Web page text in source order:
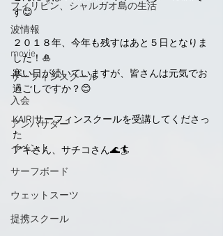
フィリピン、シャルガオ島の生活
波情報
movie
サーフィンスクール
入会
アンバサダー
イベント
サーフボード
ウェットスーツ
提携スクール
す😊
２０１８年、今年も残すはあと５日となりま
した！🎍
寒い日が続いていますが、皆さんは元気でお
過ごしですか？😊
KAIRIサーフィンスクールを受講してくださっ
た
アキさん、サチコさん🌊🏄